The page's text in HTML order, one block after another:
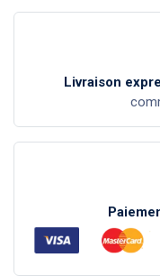
Livraison